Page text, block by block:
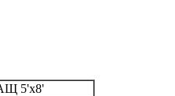
5'x8'